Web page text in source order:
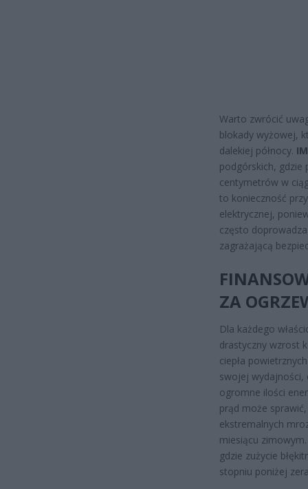
Warto zwrócić
blokady wyżowej,
dalekiej północy.
podgórskich, gdzie
centymetrów w
to konieczność
elektrycznej,
często
zagrażającą
ZA
Dla każdego
drastyczny wzrost
ciepła
swojej wydajności,
ogromne ilości
prąd może
ekstremalnych
miesiącu
gdzie zużycie
stopniu poniżej